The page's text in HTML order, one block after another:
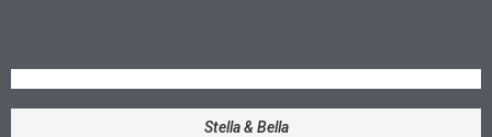
Stella & Bella